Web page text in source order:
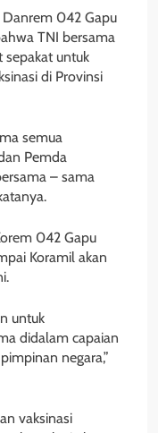
Danrem 042 Gapu
TNI bersama
sepakat untuk
di Provinsi
semua
Pemda
– sama
042 Gapu
Koramil akan
untuk
didalam capaian
negara,”
vaksinasi